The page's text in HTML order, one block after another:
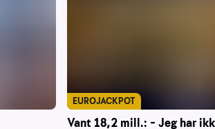
Vant 18,2 mill.: – Jeg har
EUROJACKPOT